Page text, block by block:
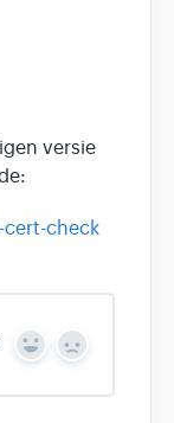
versie
check
Y
s
N